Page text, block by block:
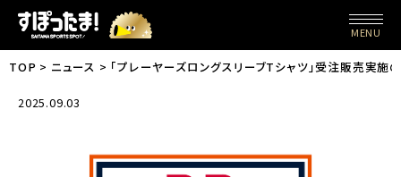
MENU
TOP ニュース 「プレーヤーズロングスリーブTシャツ」受注販売実施
2025.09.03